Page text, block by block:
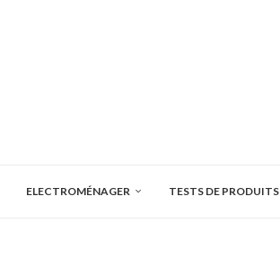
ELECTROMÉNAGER TESTS DE PRODUITS